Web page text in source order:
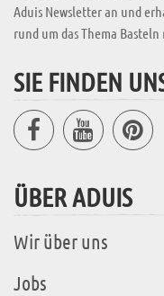
Aduis Newsletter an und
rund um das Thema
SIE FINDEN
ÜBER ADUIS
Wir über uns
Jobs